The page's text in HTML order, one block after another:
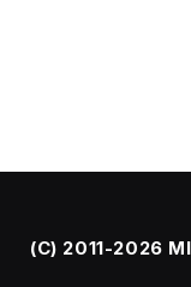
(C) 2011-2026